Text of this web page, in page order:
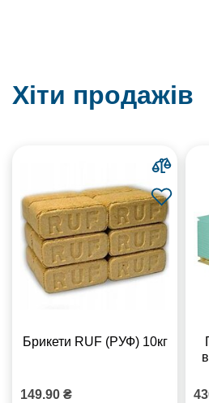
Хіти продажів
Брикети RUF (РУФ) 10кг
149.90 ₴